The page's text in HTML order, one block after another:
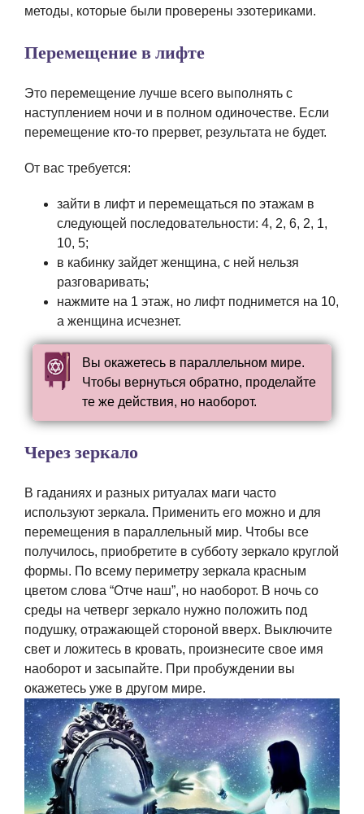
методы, которые были проверены эзотериками.
Перемещение в лифте
Это перемещение лучше всего выполнять с
наступлением ночи и в полном одиночестве. Если
перемещение кто-то прервет, результата не будет.
От вас требуется:
зайти в лифт и перемещаться по этажам в
следующей последовательности: 4, 2, 6, 2, 1,
10, 5;
в кабинку зайдет женщина, с ней нельзя
разговаривать;
нажмите на 1 этаж, но лифт поднимется на 10,
а женщина исчезнет.
Вы окажетесь в параллельном мире.
Чтобы вернуться обратно, проделайте
те же действия, но наоборот.
Через зеркало
В гаданиях и разных ритуалах маги часто
используют зеркала. Применить его можно и для
перемещения в параллельный мир. Чтобы все
получилось, приобретите в субботу зеркало круглой
формы. По всему периметру зеркала красным
цветом слова “Отче наш”, но наоборот. В ночь со
среды на четверг зеркало нужно положить под
подушку, отражающей стороной вверх. Выключите
свет и ложитесь в кровать, произнесите свое имя
наоборот и засыпайте. При пробуждении вы
окажетесь уже в другом мире.